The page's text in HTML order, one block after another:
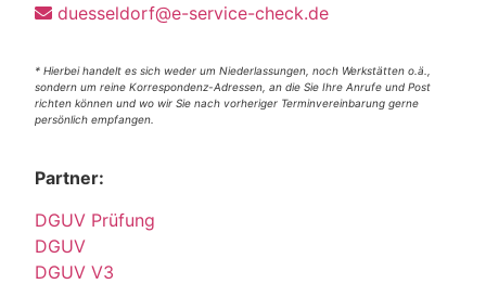
duesseldorf@e-service-check.de
* Hierbei handelt es sich weder um Niederlassungen, noch Werkstätten o.ä.,
sondern um reine Korrespondenz-Adressen, an die Sie Ihre Anrufe und Post
richten können und wo wir Sie nach vorheriger Terminvereinbarung gerne
persönlich empfangen.
Partner:
DGUV Prüfung
DGUV
DGUV V3